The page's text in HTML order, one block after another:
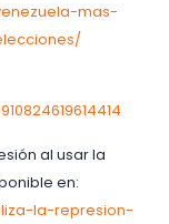
mas-
al usar la
en:
la-represion-